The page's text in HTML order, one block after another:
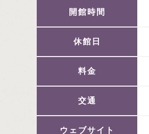
開館時間
休館日
料金
交通
ウェブサイト